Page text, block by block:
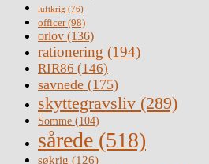
luftkrig (76)
officer(98)
orlov (136)
rationering (194)
RIR86 (146)
savnede (175)
skyttegravsliv (289)
Somme (104)
sårede (518)
søkrig (126)